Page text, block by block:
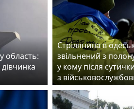
область:
Стрілянина в
звільнений з
у кому після сутички
з